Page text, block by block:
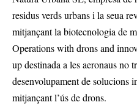
residus verds urbans i la seua
mitjançant la biotecnologia de
Operations with drons and
up destinada a les aeronaus no
desenvolupament de solucions
mitjançant l’ús de drons.